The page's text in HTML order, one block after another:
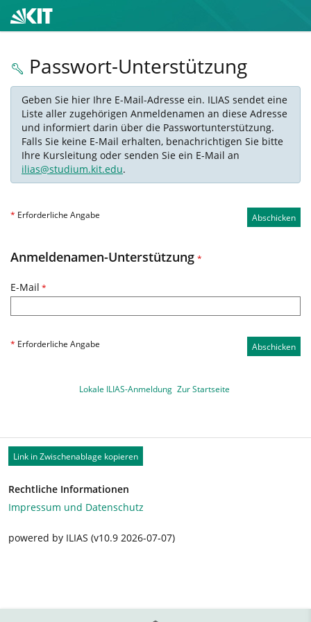
Passwort-Unterstützung
Geben Sie hier Ihre E-Mail-Adresse ein. ILIAS sendet eine
Liste aller zugehörigen Anmeldenamen an diese Adresse
und informiert darin über die Passwortunterstützung.
Falls Sie keine E-Mail erhalten, benachrichtigen Sie bitte
Ihre Kursleitung oder senden Sie ein E-Mail an
ilias@studium.kit.edu.
Abschicken
* Erforderliche Angabe
Anmeldenamen-Unterstützung *
E-Mail *
* Erforderliche Angabe Abschicken
Lokale ILIAS-Anmeldung Zur Startseite
Link in Zwischenablage kopieren
Rechtliche Informationen
Impressum und Datenschutz
powered by ILIAS (v10.9 2026-07-07)